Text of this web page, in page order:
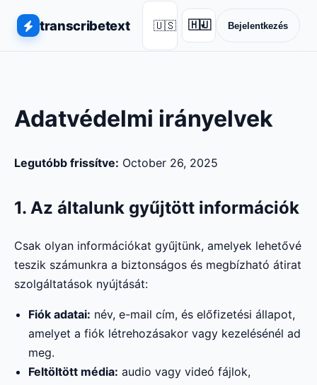
transcribetext 🇺🇸 🇭🇺
▾ Bejelentkezés
Adatvédelmi irányelvek
Legutóbb frissítve: October 26, 2025
1. Az általunk gyűjtött információk
Csak olyan információkat gyűjtünk, amelyek lehetővé
teszik számunkra a biztonságos és megbízható átirat
szolgáltatások nyújtását:
Fiók adatai: név, e-mail cím, és előfizetési állapot,
amelyet a fiók létrehozásakor vagy kezelésénél ad
meg.
Feltöltött média: audio vagy videó fájlok,